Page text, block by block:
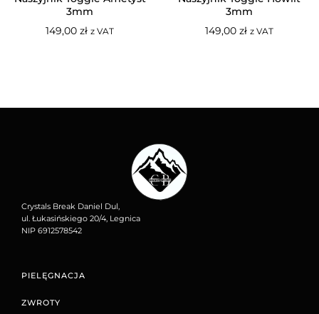
3mm
149,00 zł z VAT
3mm
149,00 zł z VAT
Crystals Break Daniel Dul,
ul. Łukasińskiego 20/4, Legnica
NIP 6912578542
PIELĘGNACJA
ZWROTY